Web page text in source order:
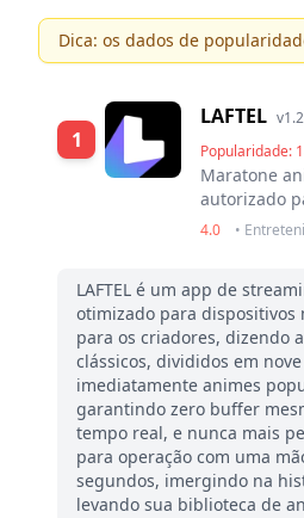
Dica: os dados de
1
LAFTEL
Popularidade:
Maratone
autorizado
4.0 •
LAFTEL é um app de
otimizado para dispositivos
para os criadores, dizendo
clássicos, divididos em
imediatamente animes
garantindo zero buffer
tempo real, e nunca mais
para operação com uma
segundos, imergindo na
levando sua biblioteca de